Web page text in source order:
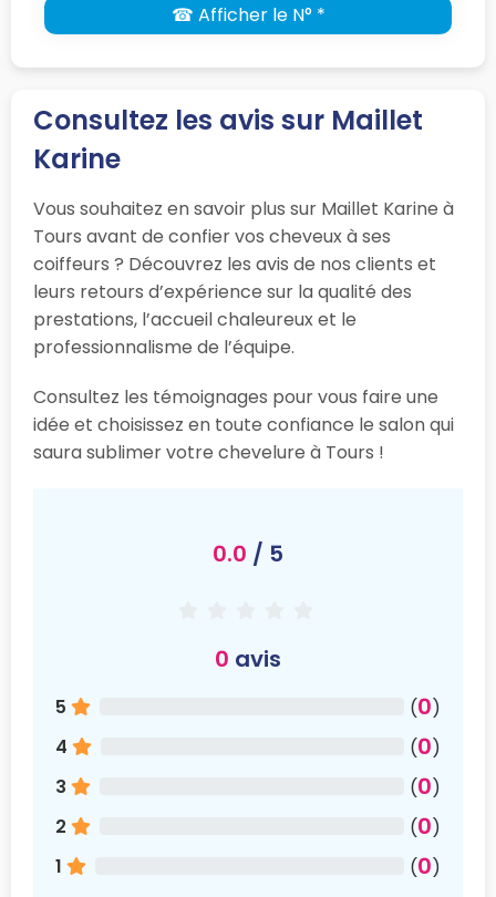
☎ Afficher le N° *
Consultez les avis sur Maillet
Karine
Vous souhaitez en savoir plus sur Maillet Karine à
Tours avant de confier vos cheveux à ses
coiffeurs ? Découvrez les avis de nos clients et
leurs retours d’expérience sur la qualité des
prestations, l’accueil chaleureux et le
professionnalisme de l’équipe.
Consultez les témoignages pour vous faire une
idée et choisissez en toute confiance le salon qui
saura sublimer votre chevelure à Tours !
0.0 / 5
0 avis
5 (0)
4
(0)
3
(0)
2
(0)
1
(0)